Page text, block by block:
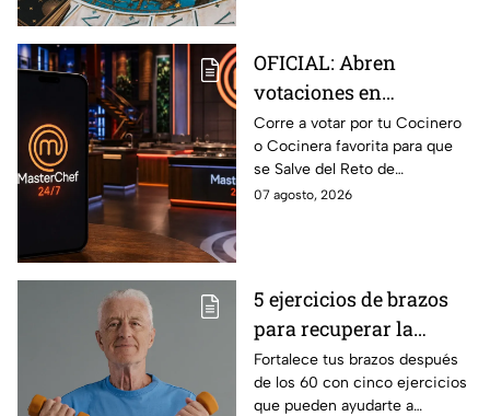
OFICIAL: Abren
votaciones en
MasterChef 24/7 para
que salves a un
Cocinero del Reto de
Eliminación de este
Corre a votar por tu Cocinero
o Cocinera favorita para que
se Salve del Reto de
Eliminación de MasterChef
07 agosto, 2026
5 ejercicios de brazos
para recuperar la
fuerza después de los
60
Fortalece tus brazos después
de los 60 con cinco ejercicios
que pueden ayudarte a